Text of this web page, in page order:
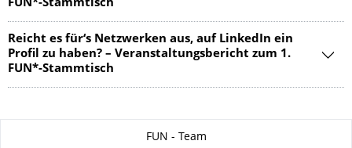
FUN*-Stammtisch
Reicht es für‘s Netzwerken aus, auf LinkedIn ein
Profil zu haben? – Veranstaltungsbericht zum 1.
FUN*-Stammtisch
FUN - Team